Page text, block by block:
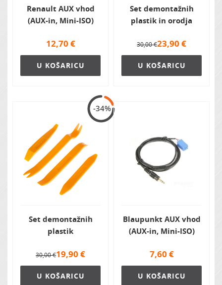
Renault AUX vhod
(AUX-in, Mini-ISO)
12,70 €
U KOŠARICU
Set demontažnih
plastik in orodja
30,00 €23,90 €
U KOŠARICU
-34%
Set demontažnih
plastik
30,00 €19,90 €
U KOŠARICU
Blaupunkt AUX vhod
(AUX-in, Mini-ISO)
7,60 €
U KOŠARICU